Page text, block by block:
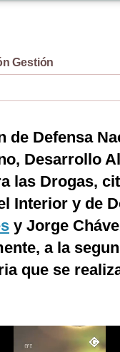
Gestión
de Defensa
Desarrollo
las Drogas,
Interior y de
y Jorge
a la
que se